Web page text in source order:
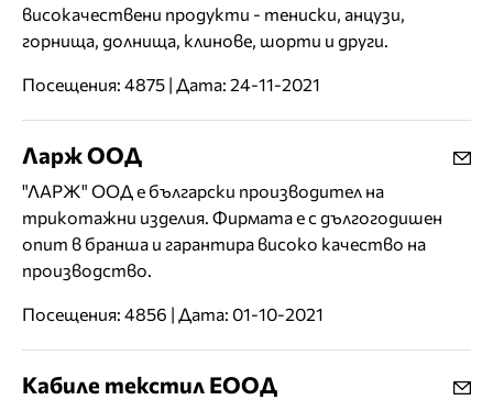
високачествени продукти - тениски, анцузи,
горнища, долнища, клинове, шорти и други.
Посещения: 4875 | Дата: 24-11-2021
Ларж ООД
"ЛАРЖ" ООД е български производител на
трикотажни изделия. Фирмата е с дългогодишен
опит в бранша и гарантира високо качество на
производство.
Посещения: 4856 | Дата: 01-10-2021
Кабиле текстил ЕООД